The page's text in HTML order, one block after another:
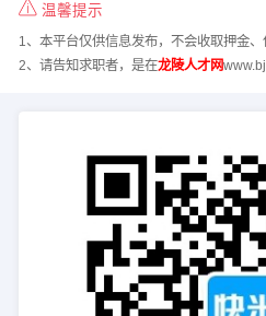
温馨提示
1、本平台仅供信息发布，不会收取押金、
2、请告知求职者，是在龙陵人才网